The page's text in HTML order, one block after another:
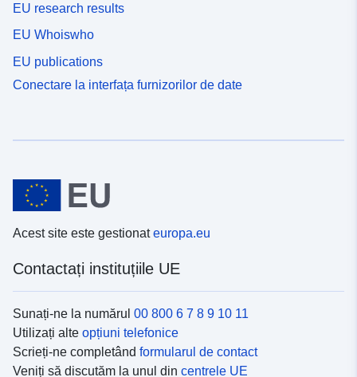
EU research results
EU Whoiswho
EU publications
Conectare la interfața furnizorilor de date
Acest site este gestionateuropa.eu
Contactați instituțiile UE
Sunați-ne la numărul 00 800 6 7 8 9 10 11
Utilizați alte opțiuni telefonice
Scrieți-ne completând formularul de contact
Veniți să discutăm la unul din centrele UE